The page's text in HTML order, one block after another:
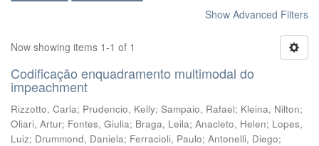
Show Advanced Filters
Now showing items 1-1 of 1
Codificação enquadramento multimodal do
impeachment
Rizzotto, Carla; Prudencio, Kelly; Sampaio, Rafael; Kleina, Nilton;
Oliari, Artur; Fontes, Giulia; Braga, Leila; Anacleto, Helen; Lopes,
Luiz; Drummond, Daniela; Ferracioli, Paulo; Antonelli, Diego;